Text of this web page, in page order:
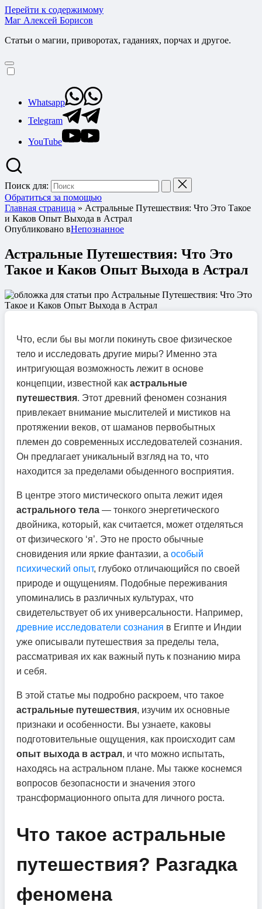
Перейти к содержимому
Маг Алексей Борисов
Статьи о магии, приворотах, гаданиях, порчах и другое.
Whatsapp
Telegram
YouTube
Поиск для:
Обратиться за помощью
Главная страница » Астральные Путешествия: Что Это Такое
и Каков Опыт Выхода в Астрал
Опубликовано вНепознанное
Астральные Путешествия: Что Это
Такое и Каков Опыт Выхода в Астрал
Что, если бы вы могли покинуть свое физическое
тело и исследовать другие миры? Именно эта
интригующая возможность лежит в основе
концепции, известной как астральные
путешествия. Этот древний феномен сознания
привлекает внимание мыслителей и мистиков на
протяжении веков, от шаманов первобытных
племен до современных исследователей сознания.
Он предлагает уникальный взгляд на то, что
находится за пределами обыденного восприятия.
В центре этого мистического опыта лежит идея
астрального тела — тонкого энергетического
двойника, который, как считается, может отделяться
от физического ‘я’. Это не просто обычные
сновидения или яркие фантазии, а особый
психический опыт, глубоко отличающийся по своей
природе и ощущениям. Подобные переживания
упоминались в различных культурах, что
свидетельствует об их универсальности. Например,
древние исследователи сознания в Египте и Индии
уже описывали путешествия за пределы тела,
рассматривая их как важный путь к познанию мира
и себя.
В этой статье мы подробно раскроем, что такое
астральные путешествия, изучим их основные
признаки и особенности. Вы узнаете, каковы
подготовительные ощущения, как происходит сам
опыт выхода в астрал, и что можно испытать,
находясь на астральном плане. Мы также коснемся
вопросов безопасности и значения этого
трансформационного опыта для личного роста.
Что такое астральные
путешествия? Разгадка
феномена